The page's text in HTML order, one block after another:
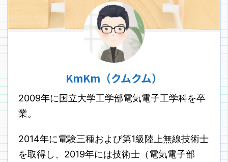
KmKm（クムクム）
2009年に国立大学工学部電気電子工学科を卒
業。
2014年に電験三種および第1級陸上無線技術士
を取得し、2019年には技術士（電気電子部